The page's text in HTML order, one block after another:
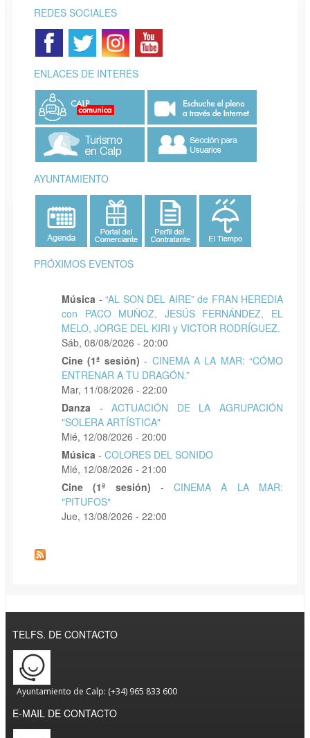
REDES SOCIALES
ENLACES DE INTERÉS
AYUNTAMIENTO
PRÓXIMOS EVENTOS
Música - “AL SON DEL AIRE” de FRAN HEREDIA
con PACO MUÑOZ, JESÚS FERNÁNDEZ, EL
MELO, JORGE DEL KIRI y VICTOR RODRÍGUEZ.
Sáb, 08/08/2026 - 20:00
Cine (1ª sesión) - CINEMA A LA MAR: “CÓMO
ENTRENAR A TU DRAGÓN.”
Mar, 11/08/2026 - 22:00
Danza
-ACTUACIÓN DE LA AGRUPACIÓN
"SOLERA ARTÍSTICA"
Mié, 12/08/2026 - 20:00
Música - COLORES DEL SONIDO
Mié, 12/08/2026 - 21:00
Cine (1ª sesión)
-CINEMA A LA MAR:
"PITUFOS"
Jue, 13/08/2026 - 22:00
TELFS. DE CONTACTO
Ayuntamiento de Calp: (+34) 965 833 600
E-MAIL DE CONTACTO